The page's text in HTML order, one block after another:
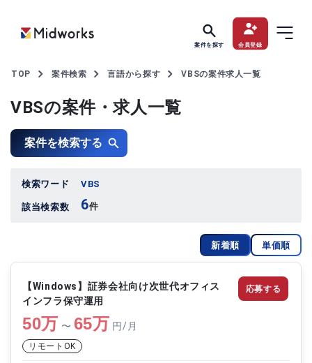
案件を探す 会員登録
TOP 案件検索 言語から探す VBSの案件求人一覧
VBSの案件・求人一覧
案件を検索する
検索ワード VBS
該当検索数 6件
新着順 単価順
【Windows】証券会社向け次世代オフィス
インフラ保守運用
50万 〜 65万 円/月
リモートOK
応募する